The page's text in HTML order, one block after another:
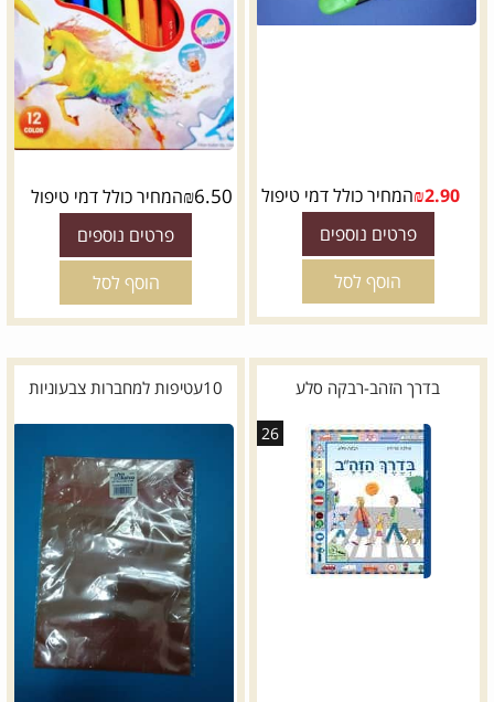
₪2.90 המחיר כולל דמי טיפול
פרטים נוספים
הוסף לסל
₪6.50 המחיר כולל דמי טיפול
פרטים נוספים
הוסף לסל
בדרך הזהב-רבקה סלע
26
10עטיפות למחברות צבעוניות